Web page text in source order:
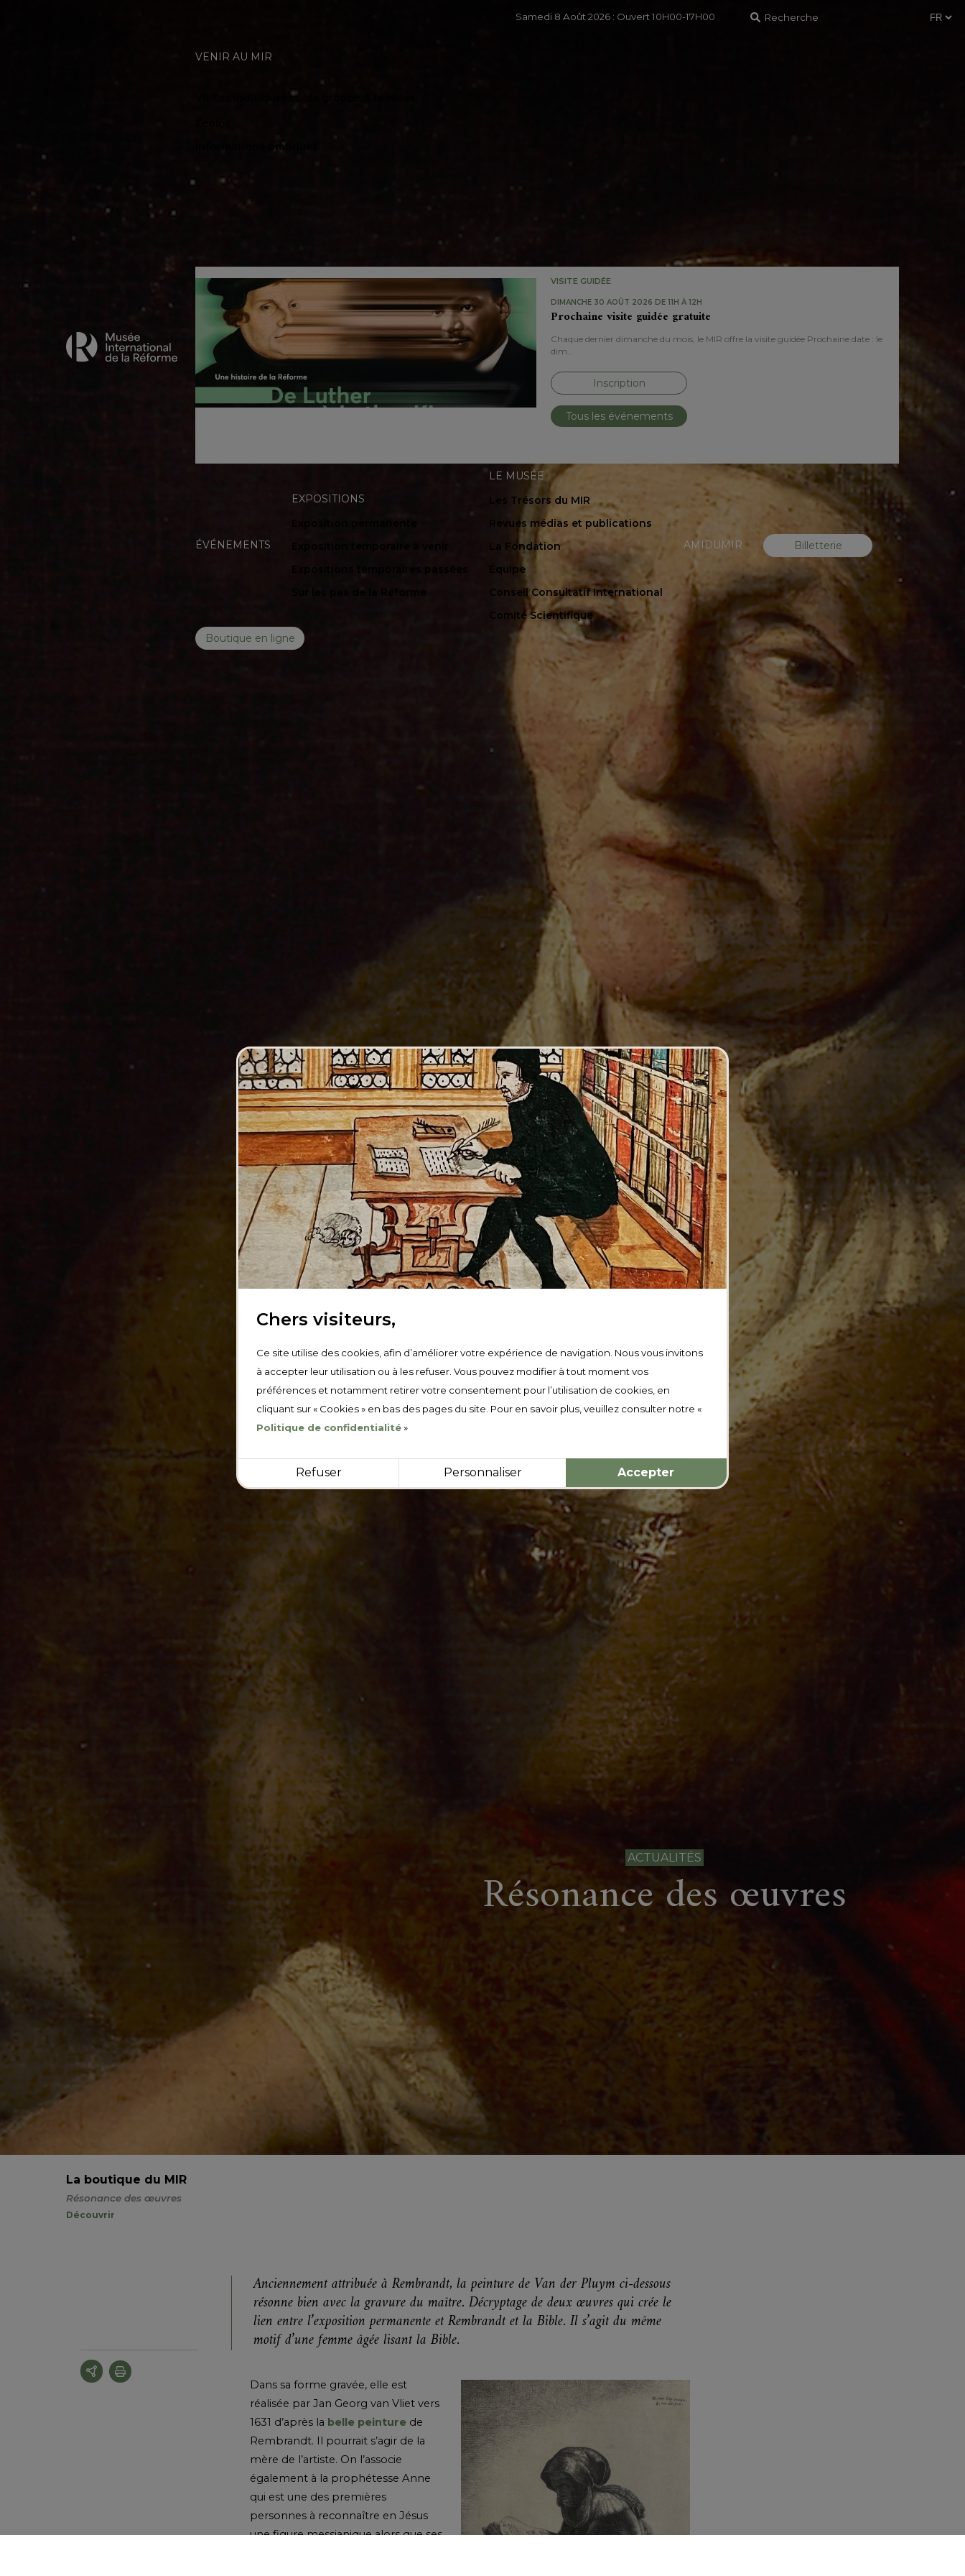
Samedi 8 Août 2026 : Ouvert 10H00-17H00
VENIR AU MIR
Visites individuelles, de groupe & familles
Écoles
Informations pratiques
VISITE GUIDÉE
DIMANCHE 30 AOÛT 2026 DE 11H À 12H
Prochaine visite guidée gratuite
Chaque dernier dimanche du mois, le MIR offre la visite guidée Prochaine date : le
dim...
Inscription
Tous les événements
ÉVÉNEMENTS
EXPOSITIONS
Sur les pas de la Réforme
LE MUSÉE
Les Trésors du MIR
Revues médias et publications
La Fondation
Équipe
Conseil Consultatif International
Comité Scientifique
AMIDUMIR Billetterie
Boutique en ligne
ACTUALITÉS
Résonance des œuvres
La boutique du MIR
Résonance des œuvres
Découvrir
Anciennement attribuée à Rembrandt, la peinture de Van der Pluym ci-dessous
résonne bien avec la gravure du maître. Décryptage de deux œuvres qui crée le
lien entre l’exposition permanente et Rembrandt et la Bible. Il s’agit du même
motif d’une femme âgée lisant la Bible.
Dans sa forme gravée, elle est
réalisée par Jan Georg van Vliet vers
1631 d’après la belle peinture de
Rembrandt. Il pourrait s’agir de la
mère de l’artiste. On l’associe
également à la prophétesse Anne
qui est une des premières
personnes à reconnaître en Jésus
une figure messianique alors que ses
Chers visiteurs,
Ce site utilise des cookies, afin d’améliorer votre expérience de navigation. Nous vous invitons
à accepter leur utilisation ou à les refuser. Vous pouvez modifier à tout moment vos
préférences et notamment retirer votre consentement pour l’utilisation de cookies, en
cliquant sur « Cookies » en bas des pages du site. Pour en savoir plus, veuillez consulter notre «
Politique de confidentialité»
Refuser Personnaliser Accepter